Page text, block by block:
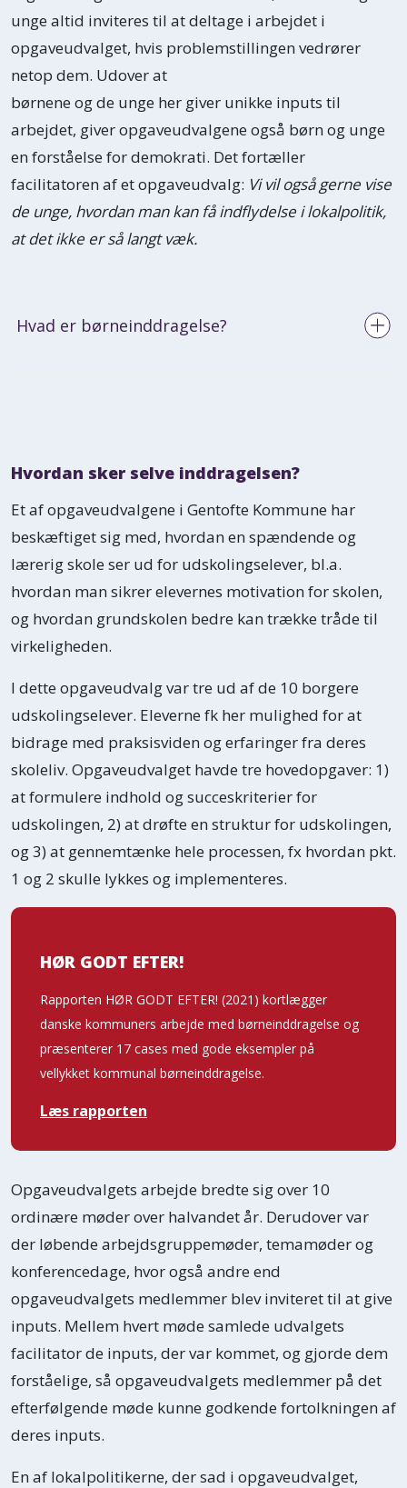
unge altid inviteres til at deltage i arbejdet i
opgaveudvalget, hvis problemstillingen vedrører
netop dem. Udover at
børnene og de unge her giver unikke inputs til
arbejdet, giver opgaveudvalgene også børn og unge
en forståelse for demokrati. Det fortæller
facilitatoren af et opgaveudvalg: Vi vil også gerne vise
de unge, hvordan man kan få indflydelse i lokalpolitik,
at det ikke er så langt væk.
Hvad er børneinddragelse?
og ønsker i individuelle såvel som
kollektive forhold. Inddragelse rummer
samtidig det at give barnet et
refleksionsrum, hvor det bliver set, mødt
og forstået, og hvor det bliver spejlet, får
nye perspektiver og får konkret viden.
Det er væsentligt, at børnenes
modenhed, evner, livssituation,
sårbarhed og/eller udfordringer
anerkendes og afspejles i inddragelsen.
For at man kan tale om reel
børneinddragelse, er det væsentligt, at
de voksne bliver klogere gennem
samspillet med børnene ved at lytte til
dem og handle på den baggrund. Det
kan fx være i forbindelse med
kommunale praksisser.
På nogle områder er børneinddragelse
skrevet direkte ind i dansk lovgivning.
For eksempel fremgår det af
inddraget i sin egen sag. FN’s
forhold, der vedrører dem. Dermed har
børn også ret til at blive inddraget i
udformningen af rammerne for deres liv
og hverdag.
Hvordan sker selve inddragelsen?
Et af opgaveudvalgene i Gentofte Kommune har
beskæftiget sig med, hvordan en spændende og
lærerig skole ser ud for udskolingselever, bl.a.
hvordan man sikrer elevernes motivation for skolen,
og hvordan grundskolen bedre kan trække tråde til
virkeligheden.
I dette opgaveudvalg var tre ud af de 10 borgere
udskolingselever. Eleverne fk her mulighed for at
bidrage med praksisviden og erfaringer fra deres
skoleliv. Opgaveudvalget havde tre hovedopgaver: 1)
at formulere indhold og succeskriterier for
udskolingen, 2) at drøfte en struktur for udskolingen,
og 3) at gennemtænke hele processen, fx hvordan pkt.
1 og 2 skulle lykkes og implementeres.
HØR GODT EFTER!
Rapporten HØR GODT EFTER! (2021) kortlægger
danske kommuners arbejde med børneinddragelse og
præsenterer 17 cases med gode eksempler på
vellykket kommunal børneinddragelse.
Læs rapporten
Opgaveudvalgets arbejde bredte sig over 10
ordinære møder over halvandet år. Derudover var
der løbende arbejdsgruppemøder, temamøder og
konferencedage, hvor også andre end
opgaveudvalgets medlemmer blev inviteret til at give
inputs. Mellem hvert møde samlede udvalgets
facilitator de inputs, der var kommet, og gjorde dem
forståelige, så opgaveudvalgets medlemmer på det
efterfølgende møde kunne godkende fortolkningen af
deres inputs.
En af lokalpolitikerne, der sad i opgaveudvalget,